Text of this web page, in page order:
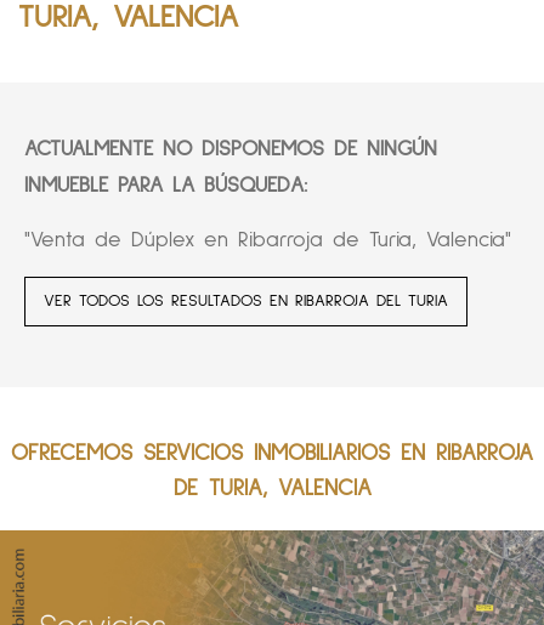
TURIA, VALENCIA
ACTUALMENTE NO DISPONEMOS DE NINGÚN
INMUEBLE PARA LA BÚSQUEDA:
"Venta de Dúplex en Ribarroja de Turia, Valencia"
VER TODOS LOS RESULTADOS EN RIBARROJA DEL TURIA
OFRECEMOS SERVICIOS INMOBILIARIOS EN RIBARROJA
DE TURIA, VALENCIA